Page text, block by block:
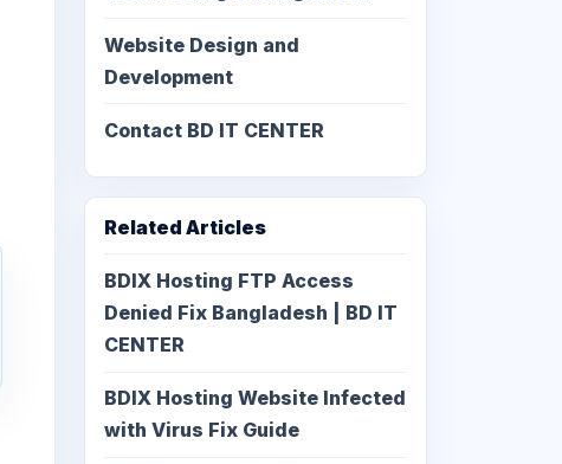
Website Design and
Development
Contact BD IT CENTER
Related Articles
BDIX Hosting FTP Access
Denied Fix Bangladesh | BD IT
CENTER
BDIX Hosting Website Infected
with Virus Fix Guide